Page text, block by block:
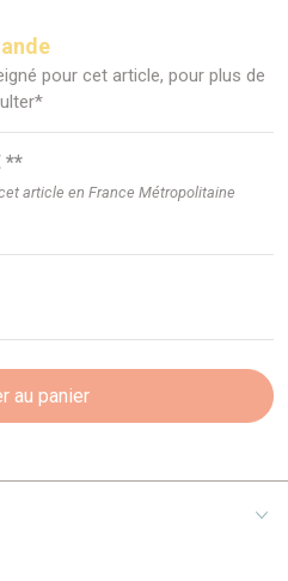
pour cet article, pour plus de
**
article en France Métropolitaine
au panier
pour Toyota Hilux Vigo